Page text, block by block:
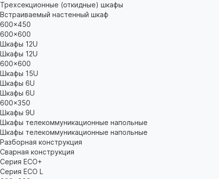
Трехсекционные (откидные) шкафы
Встраиваемый настенный шкаф
600x450
600x600
Шкафы 12U
Шкафы 12U
600x600
Шкафы 15U
Шкафы 6U
Шкафы 6U
600x350
Шкафы 9U
Шкафы телекоммуникационные напольные
Шкафы телекоммуникационные напольные
Разборная конструкция
Сварная конструкция
Серия ECO+
Серия ECO L